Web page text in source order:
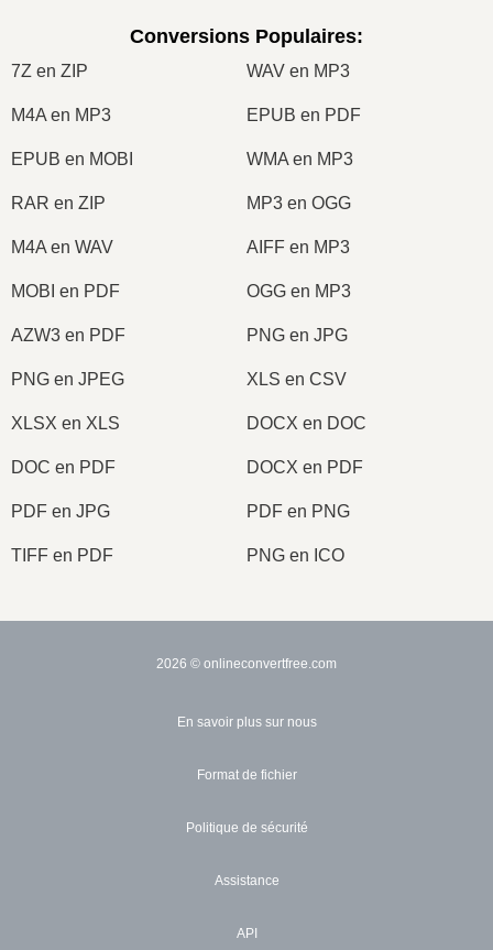
Conversions Populaires:
7Z en ZIP WAV en MP3
M4A en MP3 EPUB en PDF
EPUB en MOBI WMA en MP3
RAR en ZIP MP3 en OGG
M4A en WAV AIFF en MP3
MOBI en PDF OGG en MP3
AZW3 en PDF PNG en JPG
PNG en JPEG XLS en CSV
XLSX en XLS DOCX en DOC
DOC en PDF DOCX en PDF
PDF en JPG PDF en PNG
TIFF en PDF PNG en ICO
2026 © onlineconvertfree.com
En savoir plus sur nous
Format de fichier
Politique de sécurité
Assistance
API